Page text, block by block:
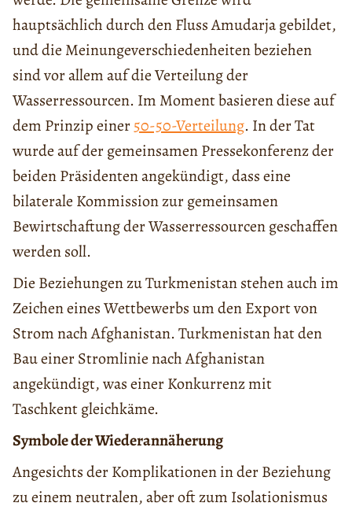
hauptsächlich durch den Fluss Amudarja gebildet,
und die Meinungeverschiedenheiten beziehen
sind vor allem auf die Verteilung der
Wasserressourcen. Im Moment basieren diese auf
dem Prinzip einer50-50-Verteilung. In der Tat
wurde auf der gemeinsamen Pressekonferenz der
beiden Präsidenten angekündigt, dass eine
bilaterale Kommission zur gemeinsamen
Bewirtschaftung der Wasserressourcen geschaffen
werden soll.
Die Beziehungen zu Turkmenistan stehen auch im
Zeichen eines Wettbewerbs um den Export von
Strom nach Afghanistan. Turkmenistan hat den
Bau einer Stromlinie nach Afghanistan
angekündigt, was einer Konkurrenz mit
Taschkent gleichkäme.
Symbole der Wiederannäherung
Angesichts der Komplikationen in der Beziehung
zu einem neutralen, aber oft zum Isolationismus